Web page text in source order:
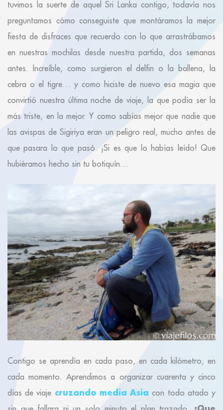
tuvimos la suerte de aquel Sri Lanka contigo, todavía nos
preguntamos cómo conseguiste que montáramos la mejor
fiesta de disfraces que recuerdo con lo que arrastrábamos
en nuestras mochilas desde nuestra partida, dos semanas
antes. Increíble, como surgieron el delfin o la ballena, la
cebra o el tigre… y como hiciste de nuevo esa magia que
convirtió nuestra última noche de viaje, la que podía ser la
más triste, en la mejor. Y como sabías mejor que nadie que
las avispas de Sigiriya eran un peligro real, mucho antes de
que pasara lo que pasó. ¡Si es que lo habías leído! Que
hubiéramos hecho sin tu botiquín…
Contigo se aprendía en cada paso, en cada kilómetro, en
cada momento. Aprendimos a organizar cuarenta y cinco
días de viaje cruzando media Asia con todo atado y